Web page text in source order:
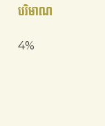
បរិមាណ
4%